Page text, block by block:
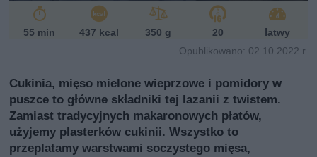
55 min 437 kcal 350 g 20
łatwy
Opublikowano: 02.10.2022 r.
Cukinia, mięso mielone wieprzowe i pomidory w
puszce to główne składniki tej lazanii z twistem.
Zamiast tradycyjnych makaronowych płatów,
użyjemy plasterków cukinii. Wszystko to
przeplatamy warstwami soczystego mięsa,